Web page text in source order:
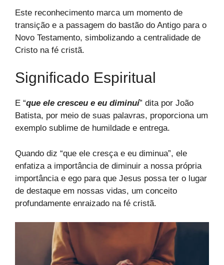
Este reconhecimento marca um momento de
transição e a passagem do bastão do Antigo para o
Novo Testamento, simbolizando a centralidade de
Cristo na fé cristã.
Significado Espiritual
E “que ele cresceu e eu diminuí” dita por João
Batista, por meio de suas palavras, proporciona um
exemplo sublime de humildade e entrega.
Quando diz “que ele cresça e eu diminua”, ele
enfatiza a importância de diminuir a nossa própria
importância e ego para que Jesus possa ter o lugar
de destaque em nossas vidas, um conceito
profundamente enraizado na fé cristã.